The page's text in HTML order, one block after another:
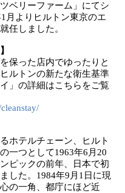
ベリーファーム」にてシ
月よりヒルトン東京のエ
任しました。
保った店内でゆったりと
ルトンの新たな衛生基準
」の詳細はこちらをご覧
ホテルチェーン、ヒルト
一つとして1963年6月20
ピックの前年、日本で初
した。1984年9月1日に現
の一角、都庁にほど近